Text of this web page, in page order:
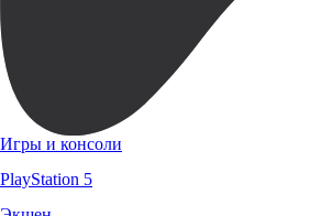
Игры и консоли
PlayStation 5